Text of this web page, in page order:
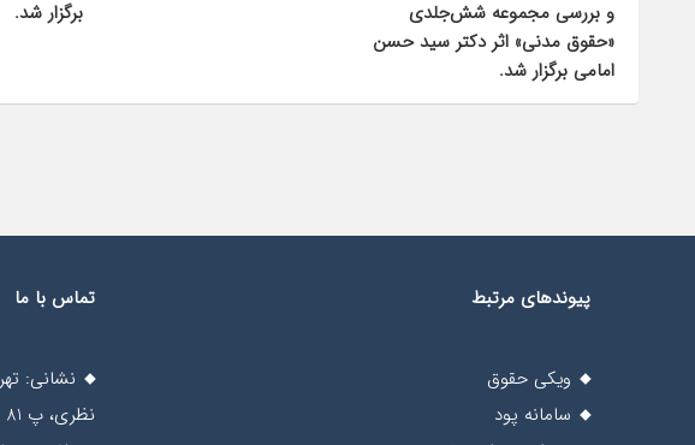
سید حسن
پیوندهای مرتبط
ویکی حقوق
سامانه پود
تماس با ما
نشانی:
نظری، پ 81